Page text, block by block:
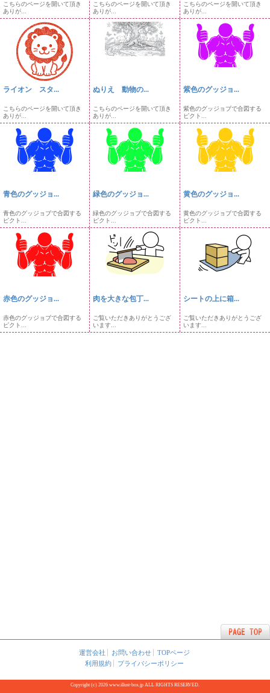
こちらのページを開いて頂き
ありが...
こちらのページを開いて頂き
ありが...
こちらのページを開いて頂き
ありが...
ライオン スタ...
こちらのページを開いて頂き
ありが...
ぬりえ 動物の...
こちらのページを開いて頂き
ありが...
紫色のグッジョ...
紫色のグッジョブで合図する
ピクト...
青色のグッジョ...
青色のグッジョブで合図する
ピクト...
緑色のグッジョ...
緑色のグッジョブで合図する
ピクト...
黄色のグッジョ...
黄色のグッジョブで合図する
ピクト...
赤色のグッジョ...
赤色のグッジョブで合図する
ピクト...
肉を大きな包丁...
ご覧いただきありがとうござ
います...
シートの上に箱...
ご覧いただきありがとうござ
います...
運営会社 お問い合わせ
TOPページ
利用規約
プライバシーポリシー
Copyright (c) 2026 www.illust-box.jp ALL RIGHTS RESERVED.